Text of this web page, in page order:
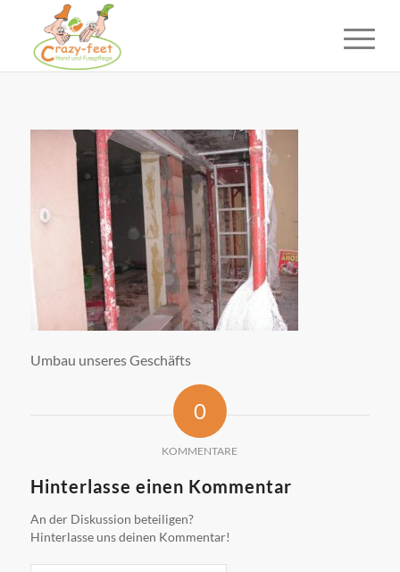
Umbau unseres Geschäfts
0
KOMMENTARE
Hinterlasse einen Kommentar
An der Diskussion beteiligen?
Hinterlasse uns deinen Kommentar!